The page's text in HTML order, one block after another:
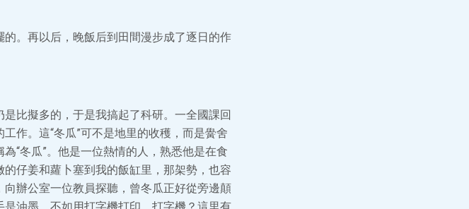
。再以后，晚飯后到田間漫步成了逐日的作
比擬多的，于是我搞起了科研。一全國課回
作。這“冬瓜”可不是地里的收穫，而是黌舍
“冬瓜”。他是一位熱情的人，熟悉他是在食
仔姜和蘿卜塞到我的飯缸里，那架勢，也容
辦公室一位教員探聽，曾冬瓜正好從旁邊顛